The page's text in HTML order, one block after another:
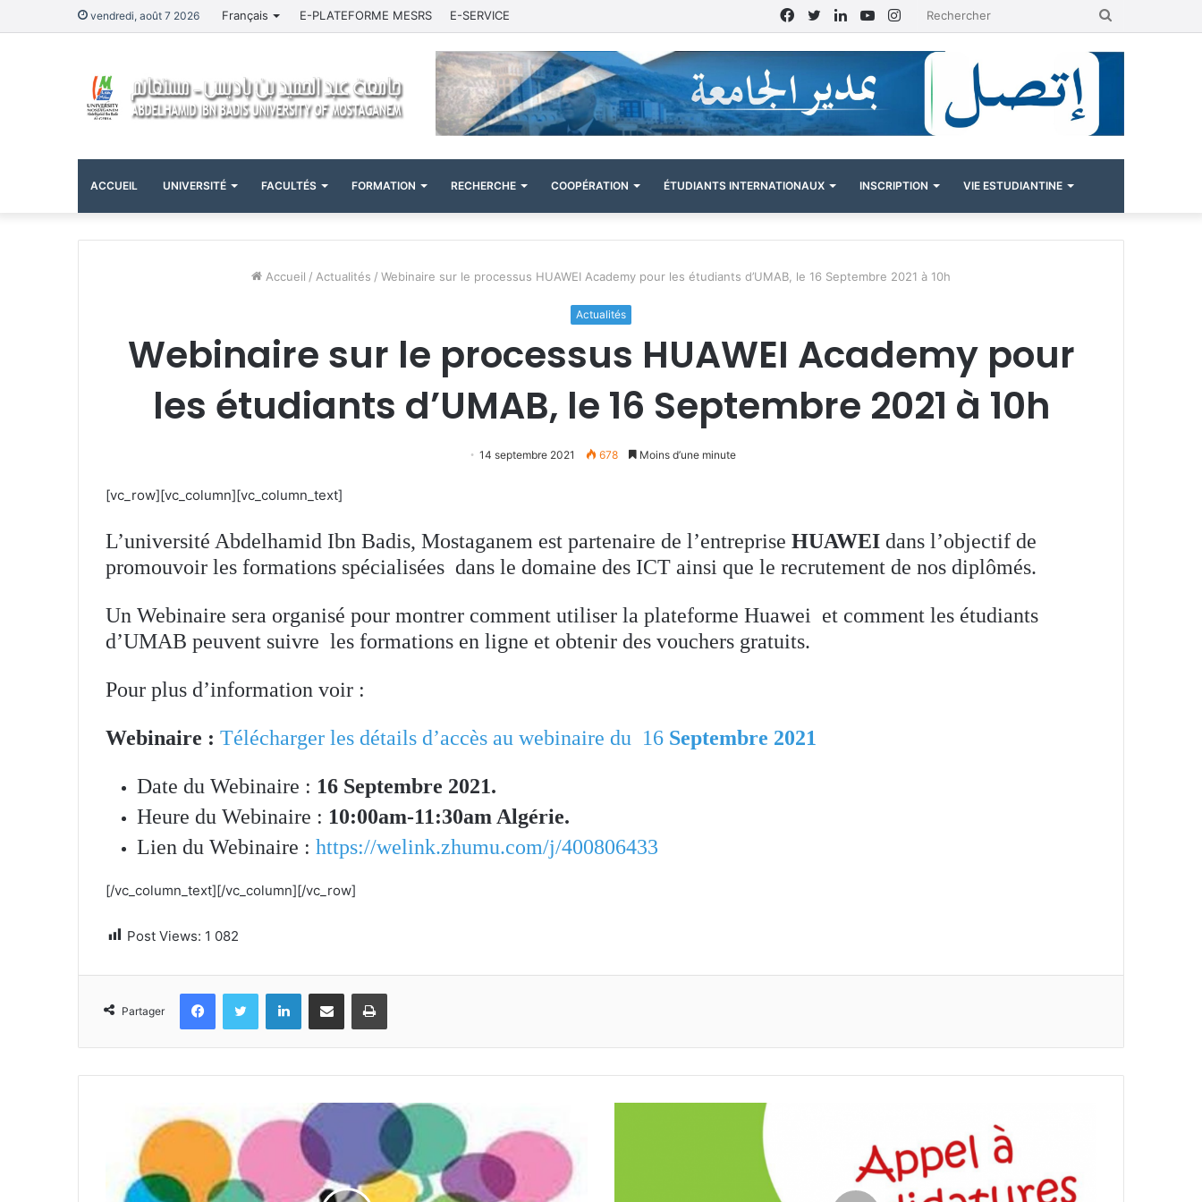
vendredi, août 7 2026 Français E-PLATEFORME MESRS E-SERVICE Instagram
YouTube
Linkedin
Twitter
Facebook
ACCUEIL UNIVERSITÉ FACULTÉS FORMATION RECHERCHE COOPÉRATION ÉTUDIANTS INTERNATIONAUX INSCRIPTION VIE ESTUDIANTINE
Accueil / Actualités / Webinaire sur le processus HUAWEI Academy pour les étudiants d’UMAB, le 16 Septembre 2021 à 10h
Actualités
Webinaire sur le processus HUAWEI Academy pour
les étudiants d’UMAB, le 16 Septembre 2021 à 10h
14 septembre 2021 678 Moins d’une minute
[vc_row][vc_column][vc_column_text]
L’université Abdelhamid Ibn Badis, Mostaganem est partenaire de l’entreprise HUAWEI dans l’objectif de
promouvoir les formations spécialisées dans le domaine des ICT ainsi que le recrutement de nos diplômés.
Un Webinaire sera organisé pour montrer comment utiliser la plateforme Huawei et comment les étudiants
d’UMAB peuvent suivre les formations en ligne et obtenir des vouchers gratuits.
Pour plus d’information voir :
Webinaire : Télécharger les détails d’accès au webinaire du 16 Septembre 2021
Date du Webinaire : 16 Septembre 2021.
Heure du Webinaire : 10:00am-11:30am Algérie.
Lien du Webinaire : https://welink.zhumu.com/j/400806433
[/vc_column_text][/vc_column][/vc_row]
Post Views: 1 082
Partager
FacebookTwitter LinkedinPartager par email Imprimer